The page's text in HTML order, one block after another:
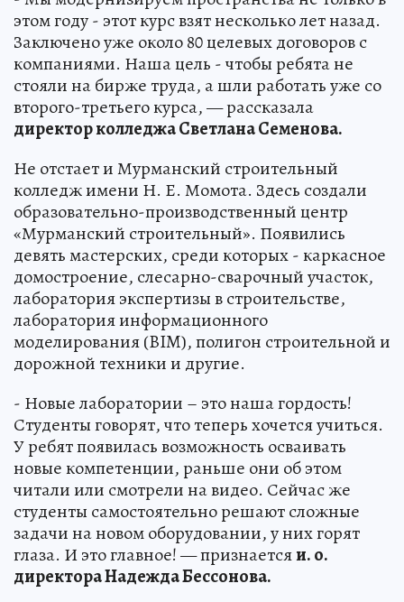
этом году - этот курс взят несколько лет назад.
Заключено уже около 80 целевых договоров с
компаниями. Наша цель - чтобы ребята не
стояли на бирже труда, а шли работать уже со
второго-третьего курса, — рассказала
директор колледжа Светлана Семенова.
Не отстает и Мурманский строительный
колледж имени Н. Е. Момота. Здесь создали
образовательно-производственный центр
«Мурманский строительный». Появились
девять мастерских, среди которых - каркасное
домостроение, слесарно-сварочный участок,
лаборатория экспертизы в строительстве,
лаборатория информационного
моделирования (BIM), полигон строительной и
дорожной техники и другие.
- Новые лаборатории – это наша гордость!
Студенты говорят, что теперь хочется учиться.
У ребят появилась возможность осваивать
новые компетенции, раньше они об этом
читали или смотрели на видео. Сейчас же
студенты самостоятельно решают сложные
задачи на новом оборудовании, у них горят
глаза. И это главное! — признаетсяи. о.
директора Надежда Бессонова.